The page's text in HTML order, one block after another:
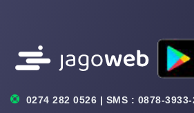
0274 282 0526 | SMS : 0878-3933-